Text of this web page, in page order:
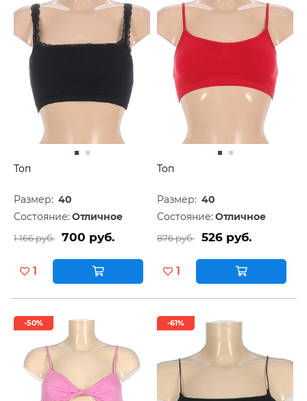
Топ
Размер: 40
Состояние: Отличное
1 166 руб. 700 руб.
1
Топ
Размер: 40
Состояние: Отличное
876 руб. 526 руб.
1
-50% -61%